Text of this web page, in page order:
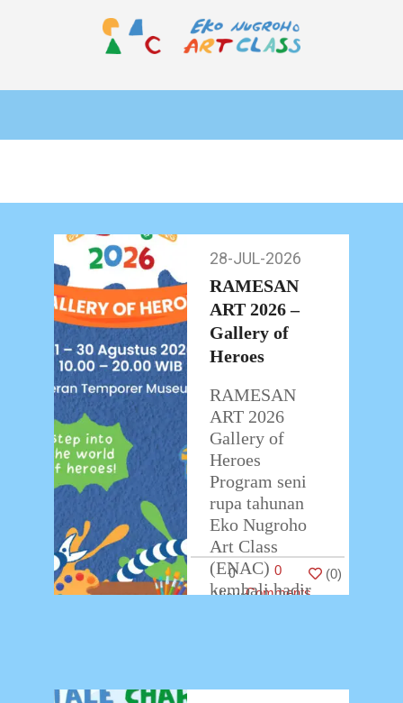
ART
Primary
Menu
Jul-
2026
28-JUL-2026
RAMESAN
ART 2026 –
Gallery of
Heroes
RAMESAN
ART 2026
Gallery of
Heroes
Program seni
rupa tahunan
Eko Nugroho
Art Class
(ENAC)
kembali hadir
0
0
Comments
(0)